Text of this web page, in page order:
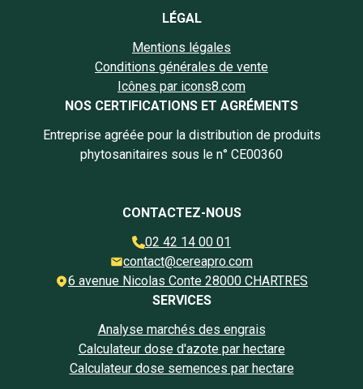
LÉGAL
Mentions légales
Conditions générales de vente
Icônes par icons8.com
NOS CERTIFICATIONS ET AGRÉMENTS
Entreprise agréée pour la distribution de produits
phytosanitaires sous le n° CE00360
CONTACTEZ-NOUS
02 42 14 00 01
contact@cereapro.com
6 avenue Nicolas Conte 28000 CHARTRES
SERVICES
Analyse marchés des engrais
Calculateur dose d'azote par hectare
Calculateur dose semences par hectare